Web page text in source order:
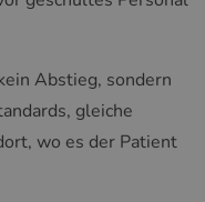
Abstieg, sondern
gleiche
wo es der Patient